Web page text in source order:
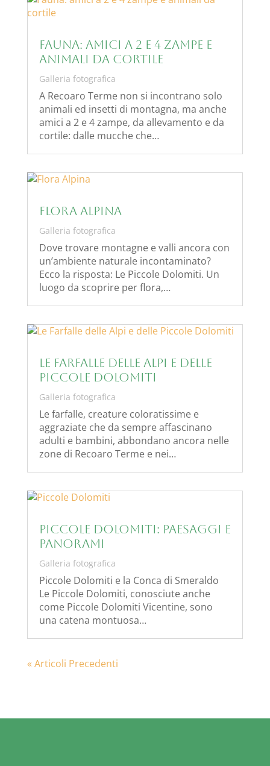
Fauna: amici a 2 e 4 zampe e
animali da cortile
Galleria fotografica
A Recoaro Terme non si incontrano solo
animali ed insetti di montagna, ma anche
amici a 2 e 4 zampe, da allevamento e da
cortile: dalle mucche che…
Flora Alpina
Galleria fotografica
Dove trovare montagne e valli ancora con
un’ambiente naturale incontaminato?
Ecco la risposta: Le Piccole Dolomiti. Un
luogo da scoprire per flora,…
Le Farfalle delle Alpi e delle
Piccole Dolomiti
Galleria fotografica
Le farfalle, creature coloratissime e
aggraziate che da sempre affascinano
adulti e bambini, abbondano ancora nelle
zone di Recoaro Terme e nei…
Piccole Dolomiti: paesaggi e
panorami
Galleria fotografica
Piccole Dolomiti e la Conca di Smeraldo
Le Piccole Dolomiti, conosciute anche
come Piccole Dolomiti Vicentine, sono
una catena montuosa…
« Articoli Precedenti